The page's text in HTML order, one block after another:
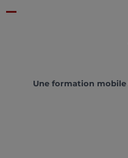
Une formation mobile